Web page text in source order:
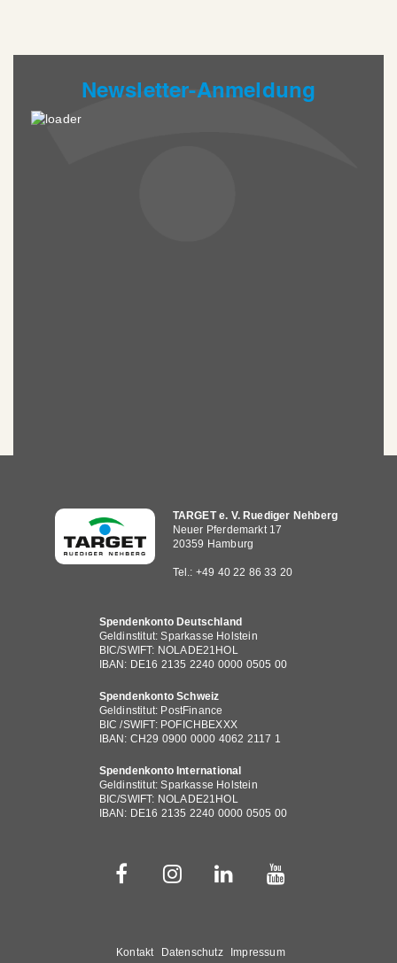
Newsletter-Anmeldung
Hauptnavigation
TARGET e. V. Ruediger Nehberg
Neuer Pferdemarkt 17
20359 Hamburg
Tel.: +49 40 22 86 33 20
Spendenkonto Deutschland
Geldinstitut: Sparkasse Holstein
BIC/SWIFT: NOLADE21HOL
IBAN: DE16 2135 2240 0000 0505 00
Spendenkonto Schweiz
Geldinstitut: PostFinance
BIC /SWIFT: POFICHBEXXX
IBAN: CH29 0900 0000 4062 2117 1
Spendenkonto International
Geldinstitut: Sparkasse Holstein
BIC/SWIFT: NOLADE21HOL
IBAN: DE16 2135 2240 0000 0505 00
Kontakt Datenschutz Impressum